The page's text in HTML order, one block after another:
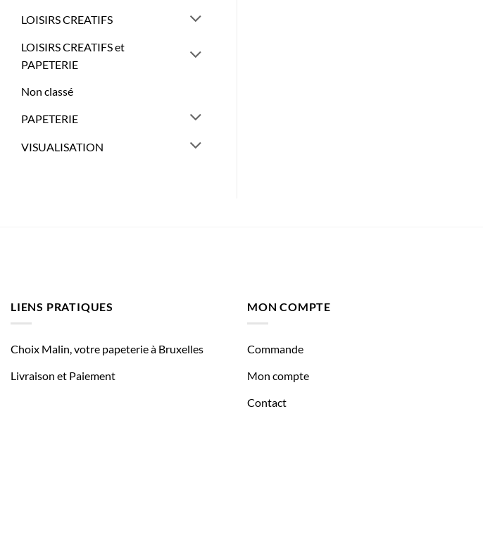
LOISIRS CREATIFS
LOISIRS CREATIFS et
PAPETERIE
Non classé
PAPETERIE
VISUALISATION
LIENS PRATIQUES
Choix Malin, votre papeterie à Bruxelles
Livraison et Paiement
MON COMPTE
Commande
Mon compte
Contact